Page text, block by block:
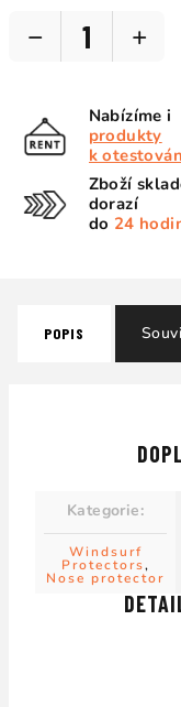
+
−
Nabízíme i
produkty
k
Zboží
dorazí
do 24
POPIS
Kategorie:
Windsurf
Protectors,
Nose protector